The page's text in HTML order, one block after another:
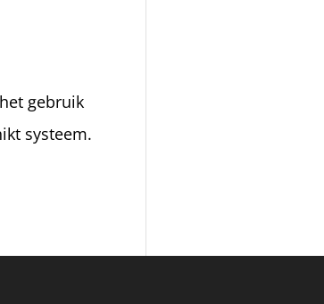
gebruik
systeem.